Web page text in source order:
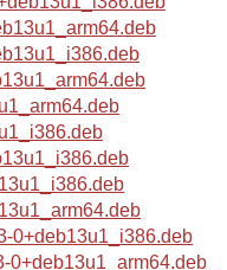
0+deb13u1_i386.deb
0+deb13u1_arm64.deb